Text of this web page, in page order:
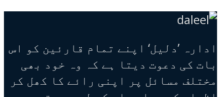
ادارہ ’دلیل‘ اپنے تمام قارئین کو اس
بات کی دعوت دیتا ہے کہ وہ خود بھی
مختلف مسائل پر اپنی رائے کا کھل کر